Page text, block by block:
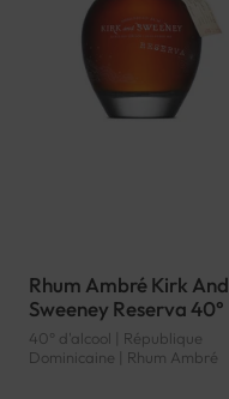
Rhum Ambré Kirk And
Sweeney Reserva 40°
40° d'alcool | République
Dominicaine | Rhum Ambré